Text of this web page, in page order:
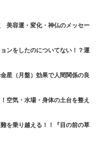
美容運・変化・神仏のメッセー
ンをしたのについてない！？運
星（月盤）効果で人間関係の良
空気・水場・身体の土台を整え
を乗り越える！！『目の前の草